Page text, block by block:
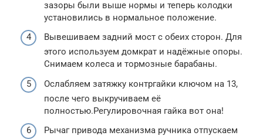
зазоры были выше нормы и теперь колодки
установились в нормальное положение.
Вывешиваем задний мост с обеих сторон. Для
этого используем домкрат и надёжные опоры.
Снимаем колеса и тормозные барабаны.
Ослабляем затяжку контргайки ключом на 13,
после чего выкручиваем её
полностью.Регулировочная гайка вот она!
Рычаг привода механизма ручника отпускаем